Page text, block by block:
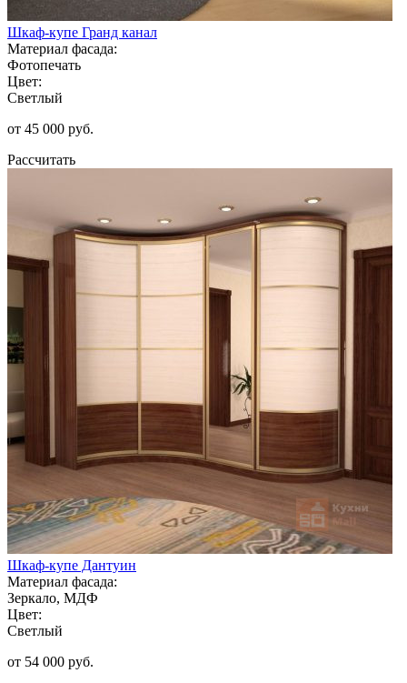
Шкаф-купе Гранд канал
Материал фасада:
Фотопечать
Цвет:
Светлый
от 45 000 руб.
Рассчитать
Шкаф-купе Дантуин
Материал фасада:
Зеркало, МДФ
Цвет:
Светлый
от 54 000 руб.